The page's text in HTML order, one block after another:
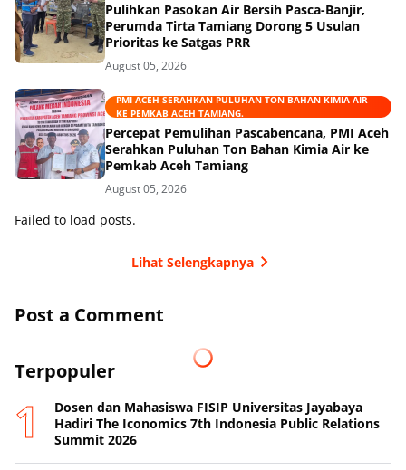
Pulihkan Pasokan Air Bersih Pasca-Banjir,
Perumda Tirta Tamiang Dorong 5 Usulan
Prioritas ke Satgas PRR
August 05, 2026
PMI ACEH SERAHKAN PULUHAN TON BAHAN KIMIA AIR
KE PEMKAB ACEH TAMIANG.
Percepat Pemulihan Pascabencana, PMI Aceh
Serahkan Puluhan Ton Bahan Kimia Air ke
Pemkab Aceh Tamiang
August 05, 2026
Failed to load posts.
Lihat Selengkapnya
Post a Comment
Terpopuler
Dosen dan Mahasiswa FISIP Universitas Jayabaya
Hadiri The Iconomics 7th Indonesia Public Relations
Summit 2026